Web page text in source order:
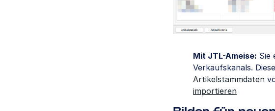
Mit JTL-Ameise: Sie
Verkaufskanals.
Artikelstammdaten
importieren